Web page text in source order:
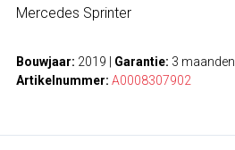
Mercedes Sprinter
Bouwjaar: 2019 Garantie: 3 maanden
Artikelnummer: A0008307902